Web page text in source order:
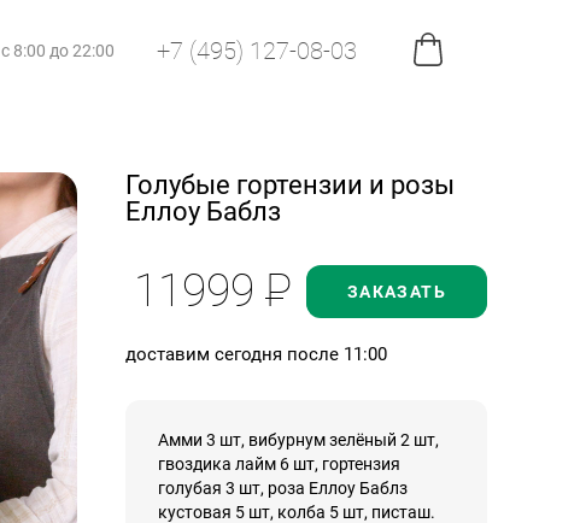
с 8:00 до 22:00 +7 (495) 127-08-03
Голубые гортензии и розы
Еллоу Баблз
11999Р ЗАКАЗАТЬ
доставим сегодня после 11:00
Амми 3 шт, вибурнум зелёный 2 шт,
гвоздика лайм 6 шт, гортензия
голубая 3 шт, роза Еллоу Баблз
кустовая 5 шт, колба 5 шт, писташ.